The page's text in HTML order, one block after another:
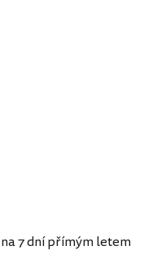
7 dní přímým letem